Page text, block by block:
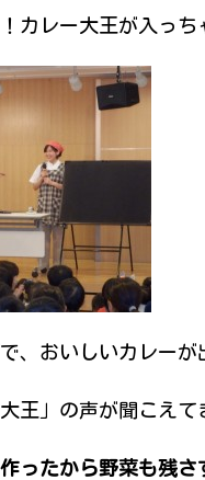
カレー大王が入っ
、おいしいカレーが
王」の声が聞こえて
ったから野菜も残さ